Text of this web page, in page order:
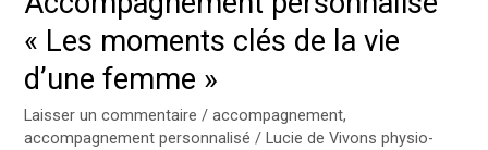
« Les moments clés de la vie
d’une femme »
Laisser un commentaire /accompagnement,
accompagnement personnalisé /Lucie de Vivons physio-